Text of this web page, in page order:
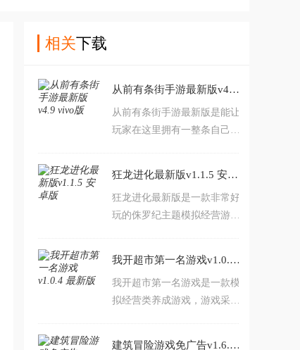
相关下载
从前有条街手游最新版v4.9 vivo版
从前有条街手游最新版是能让
玩家在这里拥有一整条自己的
拥有一条超级繁华的商业街的
快乐，同时在游戏里还可以感
受古代的风情，游戏中还有剧
感觉，快来这里成为古代有钱
狂龙进化最新版v1.1.5 安卓版
狂龙进化最新版是一款非常好
玩的侏罗纪主题模拟经营游
对抗敌人，享受轻松免费的史
前世界冒险乐趣。游戏操作简
单，感兴趣的朋友可千万不要
我开超市第一名游戏v1.0.4 最新版
我开超市第一名游戏是一款模
拟经营类养成游戏，游戏采用
建筑冒险游戏免广告v1.6.0 安卓版